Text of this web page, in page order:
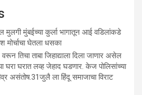
मुंबईच्या कुर्ला भागातून आई वडिलांकडे
मोर्चाचा घेतला धसका
तिचा ताबा जिहाद्याला दिला जाणार असेल
घरा घरात लव्ह जेहाद घडणार. केज पोलिसांच्या
असंतोष.31जुलै ला हिंदू समाजाचा विराट